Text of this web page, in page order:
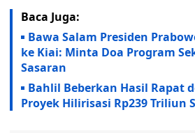
Baca Juga:
Bawa Salam Presiden
ke Kiai: Minta Doa Program
Sasaran
Bahlil Beberkan Hasil Rapat
Proyek Hilirisasi Rp239 Triliun